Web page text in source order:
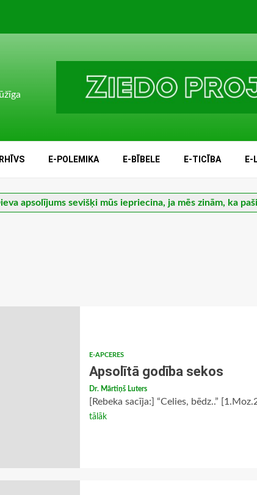
E-POLEMIKA E-BĪBELE E-TICĪBA E-
apsolījums sevišķi mūs iepriecina, ja mēs zinām, ka
E-APCERES
Apsolītā godība sekos
Dr. Mārtiņš Luters
[Rebeka sacīja:] “Celies, bēdz..”
tālāk